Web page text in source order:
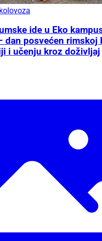
ide u Eko
dan posvećen rimskoj
i učenju kroz doživljaj